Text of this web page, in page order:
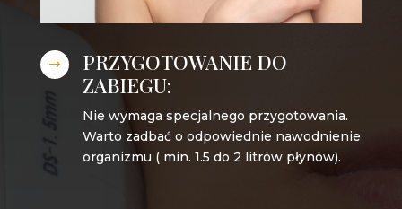
$
PRZYGOTOWANIE DO
ZABIEGU:
Nie wymaga specjalnego przygotowania.
Warto zadbać o odpowiednie nawodnienie
organizmu ( min. 1.5 do 2 litrów płynów).